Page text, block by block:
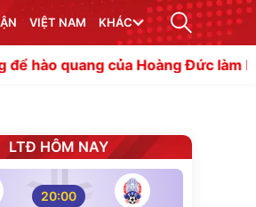
VIỆT NAM KHÁC
của Hoàng Đức làm lu mờ Quang
LTĐ HÔM NAY
20:00